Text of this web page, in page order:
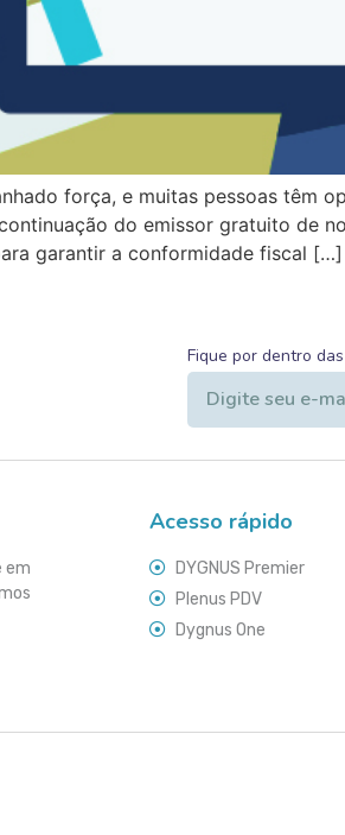
força, e muitas pessoas têm
do emissor gratuito de
garantir a conformidade fiscal […]
Fique por dentro
em
Acesso rápido
DYGNUS Premier
Plenus PDV
Dygnus One